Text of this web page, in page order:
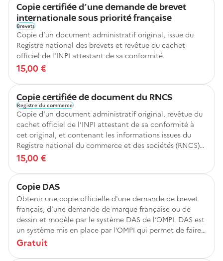
Copie certifiée d'une demande de brevet
internationale sous priorité française
Brevets
Copie d’un document administratif original, issue du
Registre national des brevets et revêtue du cachet
officiel de l'INPI attestant de sa conformité.
15,00 €
Copie certifiée de document du RNCS
Registre du commerce
Copie d’un document administratif original, revêtue du
cachet officiel de l’INPI attestant de sa conformité à
cet original, et contenant les informations issues du
Registre national du commerce et des sociétés (RNCS)
centralisant toutes les sociétés immatriculées en France.
15,00 €
Copie DAS
Obtenir une copie officielle d'une demande de brevet
français, d’une demande de marque française ou de
dessin et modèle par le système DAS de l’OMPI. DAS est
un système mis en place par l’OMPI qui permet de faire
valoir un droit de priorité auprès des offices partenaires.
Gratuit